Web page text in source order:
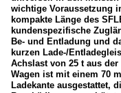
wichtige Voraussetzung
kompakte Länge des
kundenspezifische
Be- und Entladung und
kurzen Lade-/
Achslast von 25 t aus
Wagen ist mit einem 70
Ladekante ausgestattet,